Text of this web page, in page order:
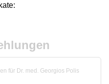
für Dr. med. Georgios Polis